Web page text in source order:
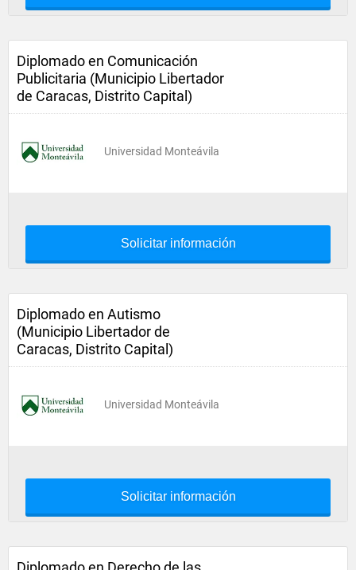
Diplomado en Comunicación
Publicitaria (Municipio Libertador
de Caracas, Distrito Capital)
Universidad Monteávila
Solicitar información
Diplomado en Autismo
(Municipio Libertador de
Caracas, Distrito Capital)
Universidad Monteávila
Solicitar información